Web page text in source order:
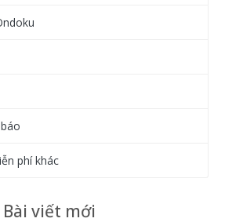
phí khác
Bài viết mới